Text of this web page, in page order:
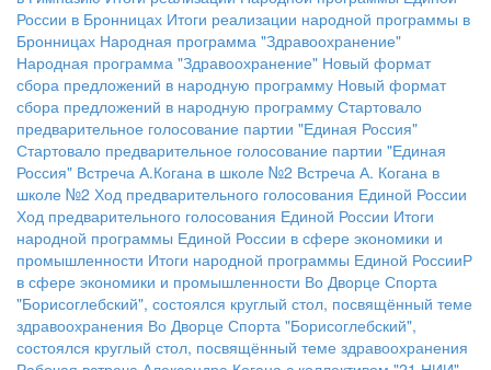
России в Бронницах Итоги реализации народной программы в
Бронницах Народная программа "Здравоохранение"
Народная программа "Здравоохранение" Новый формат
сбора предложений в народную программу Новый формат
сбора предложений в народную программу Стартовало
предварительное голосование партии "Единая Россия"
Стартовало предварительное голосование партии "Единая
Россия" Встреча А.Когана в школе №2 Встреча А. Когана в
школе №2 Ход предварительного голосования Единой России
Ход предварительного голосования Единой России Итоги
народной программы Единой России в сфере экономики и
промышленности Итоги народной программы Единой РоссииР
в сфере экономики и промышленности Во Дворце Спорта
"Борисоглебский", состоялся круглый стол, посвящённый теме
здравоохранения Во Дворце Спорта "Борисоглебский",
состоялся круглый стол, посвящённый теме здравоохранения